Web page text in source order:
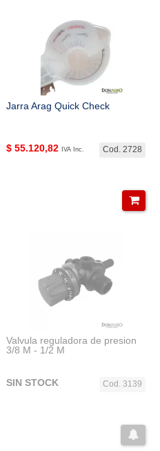
Jarra Arag Quick Check
Cod. 2728
$ 55.120,82 IVA Inc.
Valvula reguladora de presion
3/8 M - 1/2 M
Cod. 3139
SIN STOCK